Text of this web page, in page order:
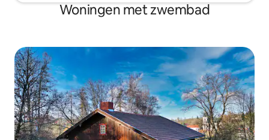
Woningen met zwembad